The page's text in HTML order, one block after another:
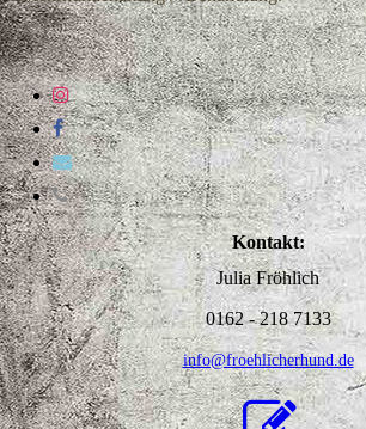
Kontakt:
Julia Fröhlich
0162 - 218 7133
info@froehlicherhund.de